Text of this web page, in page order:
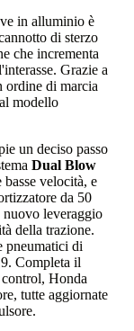
in alluminio è
di sterzo
che incrementa
Grazie a
ordine di marcia
modello
un deciso passo
Dual Blow
velocità, e
da 50
nuovo leveraggio
della trazione.
pneumatici di
Completa il
Honda
tutte aggiornate